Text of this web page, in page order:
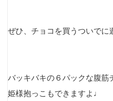
ぜひ、チョコを買うついでに
バッキバキの６パックな腹筋
姫様抱っこもできますよ♩